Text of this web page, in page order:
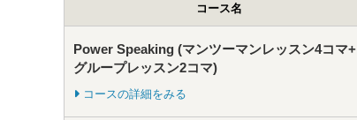
コース名
Power Speaking (マンツーマンレッスン4コマ+
グループレッスン2コマ)
コースの詳細をみる